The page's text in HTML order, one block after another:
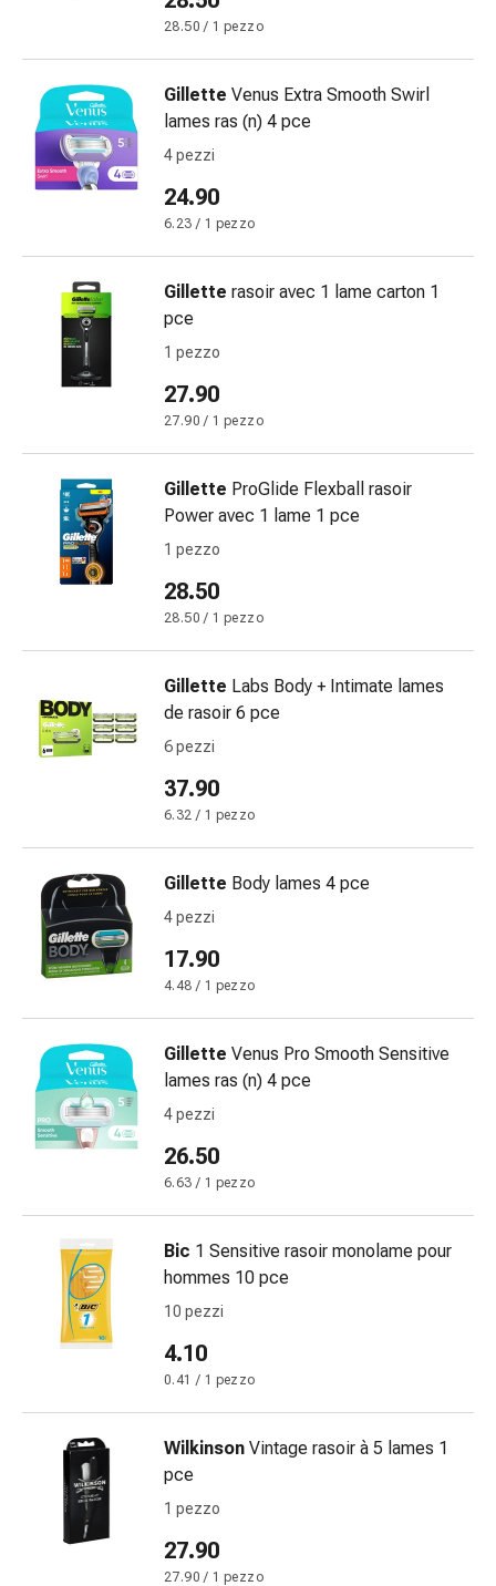
naso
Tessuti
Raffreddore
Cura
delle
ferite
e
delle
Compresse
Medicazioni
Bende
di
fissaggio
Garza
compressivi
Medicazioni
Bende,
accessori
Medicazioni
e
tubolari
di
medicazione
Ustioni
e
scottature
per
cambio
della
medicazione
Medicazioni
adesive
ferite
Spray
Strisce
adesivi
delle
ferite
Unguento
28.50 / 1 pezzo
Gillette Venus Extra Smooth Swirl
lames ras (n) 4 pce
4 pezzi
24.90
6.23 / 1 pezzo
Gillette rasoir avec 1 lame carton 1
pce
1 pezzo
27.90
27.90 / 1 pezzo
Gillette ProGlide Flexball rasoir
Power avec 1 lame 1 pce
1 pezzo
28.50
28.50 / 1 pezzo
Gillette Labs Body + Intimate lames
de rasoir 6 pce
6 pezzi
37.90
6.32 / 1 pezzo
Gillette Body lames 4 pce
4 pezzi
17.90
4.48 / 1 pezzo
Gillette Venus Pro Smooth Sensitive
lames ras (n) 4 pce
4 pezzi
26.50
6.63 / 1 pezzo
Bic 1 Sensitive rasoir monolame pour
hommes 10 pce
10 pezzi
4.10
0.41 / 1 pezzo
Wilkinson Vintage rasoir à 5 lames 1
pce
1 pezzo
27.90
27.90 / 1 pezzo